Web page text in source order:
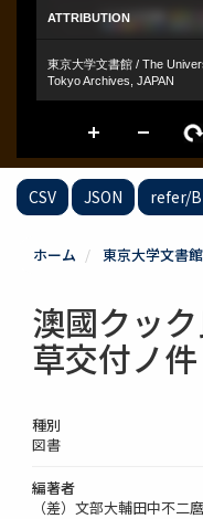
CSV JSON refer/
ホーム 東京大学文書
澳國クッ
草交付ノ件
種別
図書
編著者
（差）文部大輔田中不